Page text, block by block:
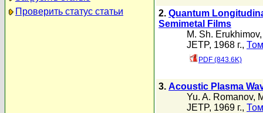
Проверить статус статьи
2. Quantum
Semimetal Films
M. Sh. Erukhimov
JETP, 1968 г.,
PDF (843.6K)
3. Acoustic Plasma
Yu. A. Romanov,
JETP, 1969 г.,